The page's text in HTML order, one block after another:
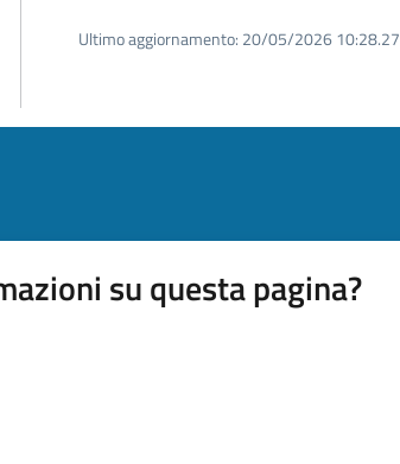
Ultimo aggiornamento: 20/05/2026 10:28.27
su questa pagina?